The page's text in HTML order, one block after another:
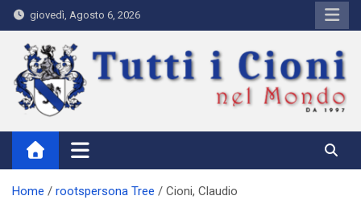
Skip
to
content
giovedì, Agosto 6, 2026
Tutti i Cioni nel Mondo
Where Cioni`s come from
Home rootspersona Tree Cioni, Claudio